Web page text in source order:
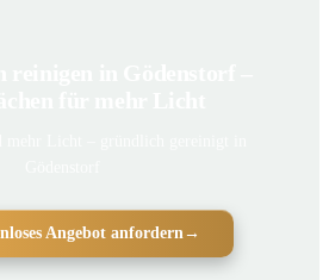
Angebot anfordern→